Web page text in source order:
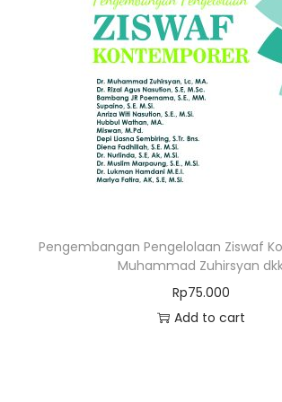
Pengembangan Pengelolaan Ziswaf
Muhammad Zuhirsyan
Rp75.000
Add to cart